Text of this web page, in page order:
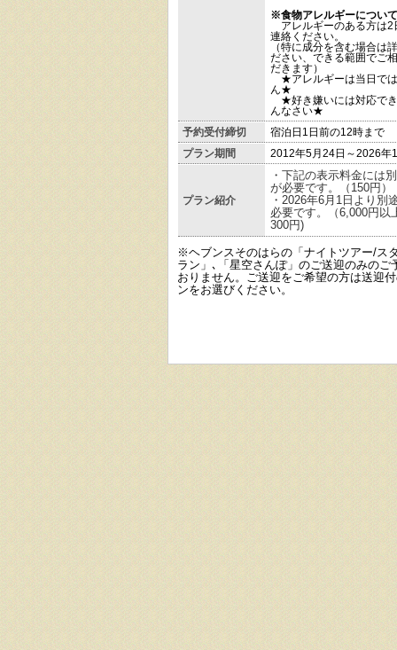
※食物アレルギーについて
アレルギーのある方は2
連絡ください。
（特に成分を含む場合は
ださい、できる範囲でご
だきます）
★アレルギーは当日で
ん★
★好き嫌いには対応で
んなさい★
予約受付締切
宿泊日1日前の12時まで
プラン期間
2012年5月24日～2026年
プラン紹介
・下記の表示料金には
が必要です。
（150円）
・2026年6月1日より
必要です。（6,000円以
300円)
※ヘブンスそのはらの「ナイトツアー/ス
ラン」､「星空さんぽ」のご送迎のみのご
おりません。ご送迎をご希望の方は送迎
ンをお選びください。